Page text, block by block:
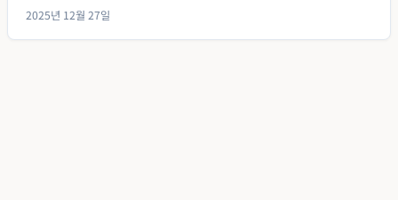
2025년 12월 27일